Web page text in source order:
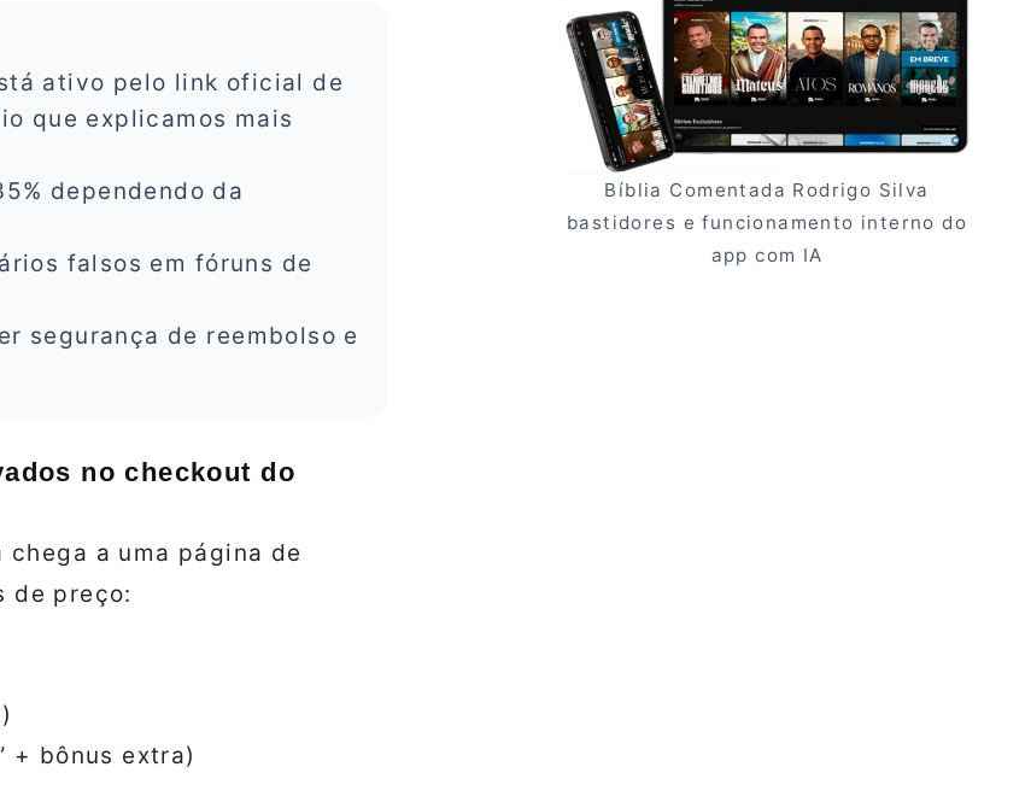
ativo pelo link oficial de
que explicamos mais
dependendo da
falsos em fóruns de
segurança de reembolso e
no checkout do
a uma página de
de preço:
+ bônus extra)
Bíblia Comentada Rodrigo Silva
bastidores e funcionamento interno do
app com IA